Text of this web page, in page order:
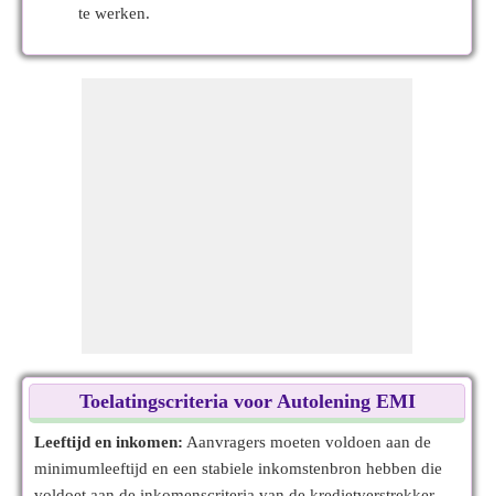
te werken.
Toelatingscriteria voor Autolening EMI
Leeftijd en inkomen: Aanvragers moeten voldoen aan de
minimumleeftijd en een stabiele inkomstenbron hebben die